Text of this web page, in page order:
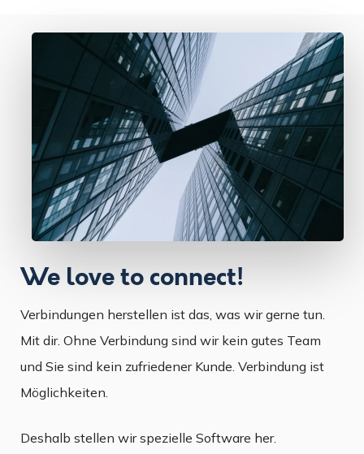
We love to connect!
Verbindungen herstellen ist das, was wir gerne tun.
Mit dir. Ohne Verbindung sind wir kein gutes Team
und Sie sind kein zufriedener Kunde. Verbindung ist
Möglichkeiten.
Deshalb stellen wir spezielle Software her.